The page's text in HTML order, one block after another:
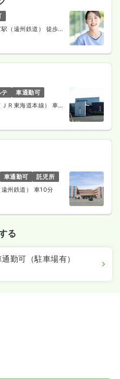
（遠州鉄道） 徒歩
テ
車通勤可
Ｒ東海道本線） 車
車通勤可
託児所
州鉄道） 車10分
る
通勤可（駐車場有）